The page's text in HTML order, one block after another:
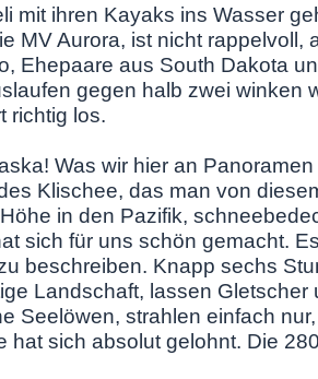
mit ihren Kayaks ins Wasser
MV Aurora, ist nicht
Ehepaare aus South Dakota
gegen halb zwei winken
richtig los.
Was wir hier an
Klischee, das man von
in den Pazifik,
sich für uns schön gemacht.
beschreiben. Knapp sechs
Landschaft, lassen
Seelöwen, strahlen einfach
hat sich absolut gelohnt. Die